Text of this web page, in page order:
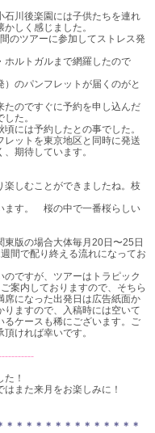
石川後楽園には子供たちを連れ
しく感じました。
のツアーに参加してストレス発
ホルトガルまで網羅したので
のパンフレットが届くのがと
たのですぐに予約を申し込んだ
た。
には予約したとの事でした。
ットを東京地区と同時に発送
期待しています。
しむことができましたね。枝
ます。 桜の中で一番桜らしい
東版の場合大体毎月20日〜25日
間で配り終える流れになってお
ですが、ツアーはトラピック
案内しておりますので、そちら
席になった出発日は広告紙面か
りますので、入稿時には空いて
るケースも稀にございます。ご
ければ幸いです。
！
また来月をお楽しみに！
＊＊＊＊＊＊＊＊＊＊＊ ＊＊＊